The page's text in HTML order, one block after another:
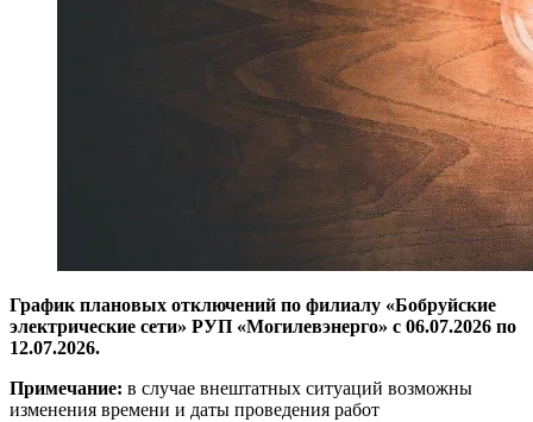
График плановых отключений по филиалу «Бобруйские
электрические сети» РУП «Могилевэнерго» с 06.07.2026 по
12.07.2026.
Примечание: в случае внештатных ситуаций возможны
изменения времени и даты проведения работ